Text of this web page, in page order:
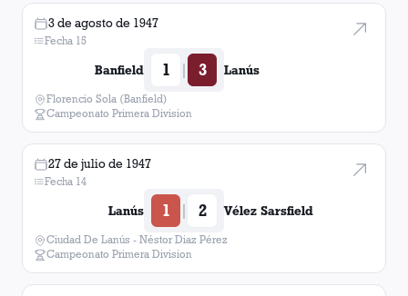
3 de agosto de 1947
Fecha 15
Banfield 1 | 3 Lanús
Florencio Sola (Banfield)
Campeonato Primera Division
27 de julio de 1947
Fecha 14
Lanús 1 | 2 Vélez Sarsfield
Ciudad De Lanús - Néstor Diaz Pérez
Campeonato Primera Division